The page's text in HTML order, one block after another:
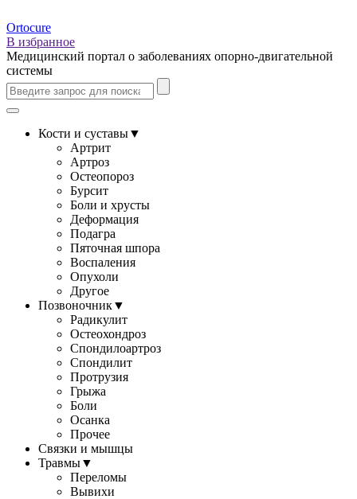
Ortocure
В избранное
Медицинский портал о заболеваниях опорно-двигательной
системы
Кости и суставы▼
Артрит
Артроз
Остеопороз
Бурсит
Боли и хрусты
Деформация
Подагра
Пяточная шпора
Воспаления
Опухоли
Другое
Позвоночник▼
Радикулит
Остеохондроз
Спондилоартроз
Спондилит
Протрузия
Грыжа
Боли
Осанка
Прочее
Связки и мышцы
Травмы▼
Переломы
Вывихи